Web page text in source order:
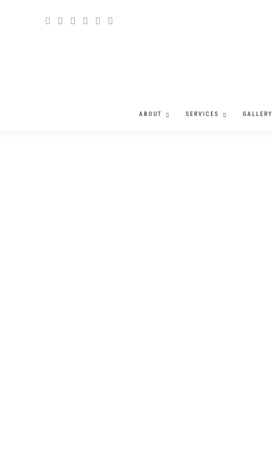
ABOUT SERVICES GALLERY